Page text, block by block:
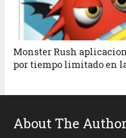
Monster Rush
por tiempo limitado en
About The Author